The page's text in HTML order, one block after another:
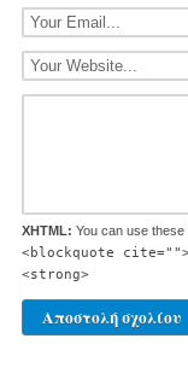
XHTML: You can use these
<blockquote
<strong>